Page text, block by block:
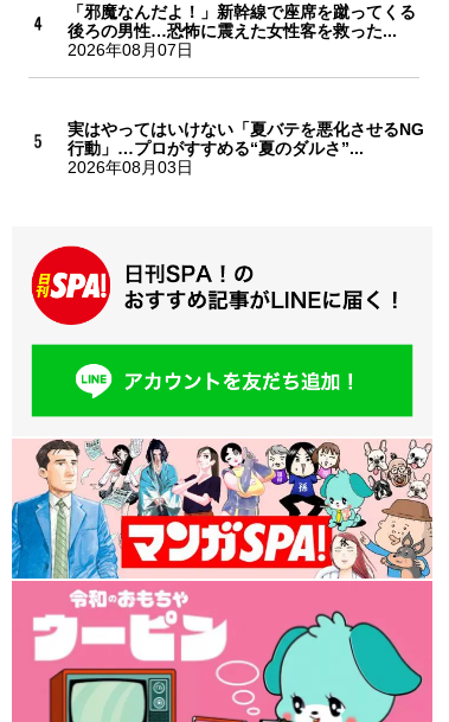
「邪魔なんだよ！」新幹線で座席を蹴ってくる
後ろの男性…恐怖に震えた女性客を救った...
2026年08月07日
実はやってはいけない「夏バテを悪化させるNG
行動」…プロがすすめる“夏のダルさ”...
2026年08月03日